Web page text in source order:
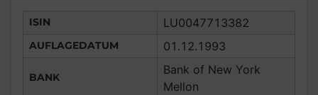
ISIN LU0047713382
AUFLAGEDATUM 01.12.1993
BANK
Bank of New York
Mellon